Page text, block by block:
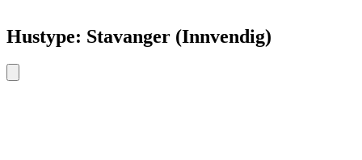
Hustype: Stavanger (Innvendig)